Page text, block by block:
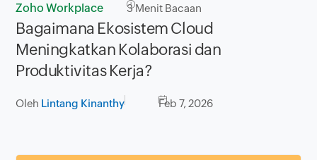
Zoho Workplace 3Menit Bacaan
Bagaimana Ekosistem Cloud
Meningkatkan Kolaborasi dan
Produktivitas Kerja?
Oleh Lintang Kinanthy Feb 7, 2026